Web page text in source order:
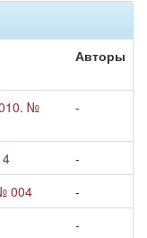
Авторы
№
-
-
004
-
-